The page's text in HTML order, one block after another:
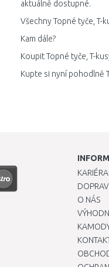
aktuálně dostupné.
Všechny Topné tyče,
Kam dále?
Koupit Topné tyče, T-
Kupte si nyní pohodlně
KARIÉRA
O NÁS